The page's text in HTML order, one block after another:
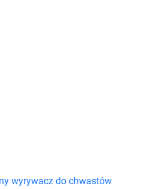
wyrywacz do chwastów